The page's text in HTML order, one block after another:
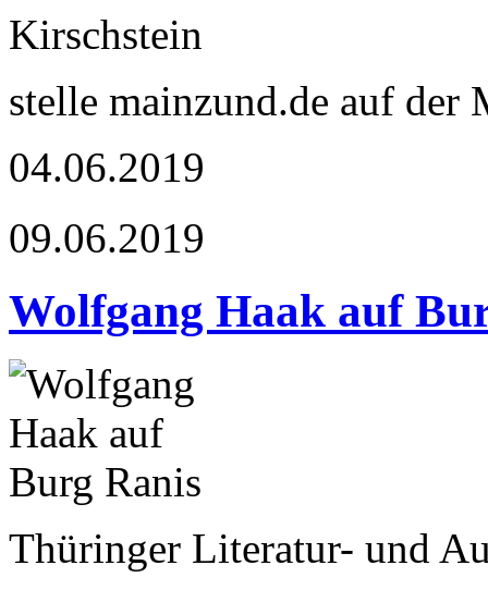
stelle mainzund.de auf der
04.06.2019
09.06.2019
Wolfgang Haak auf
Thüringer Literatur- und